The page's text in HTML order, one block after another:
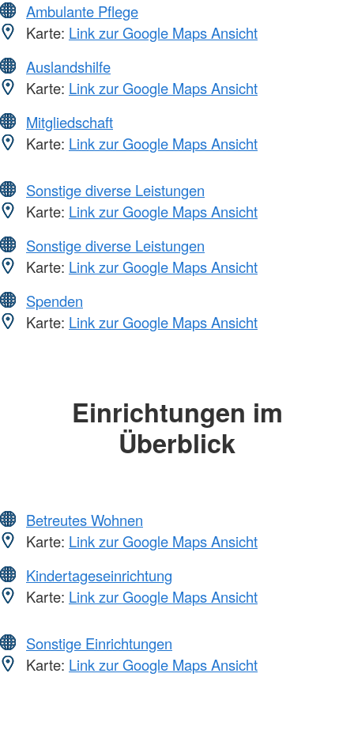
Ambulante Pflege
Karte: Link zur Google Maps Ansicht
Auslandshilfe
Karte: Link zur Google Maps Ansicht
Mitgliedschaft
Karte: Link zur Google Maps Ansicht
Sonstige diverse Leistungen
Karte: Link zur Google Maps Ansicht
Sonstige diverse Leistungen
Karte: Link zur Google Maps Ansicht
Spenden
Karte: Link zur Google Maps Ansicht
Einrichtungen im
Überblick
Betreutes Wohnen
Karte: Link zur Google Maps Ansicht
Kindertageseinrichtung
Karte: Link zur Google Maps Ansicht
Sonstige Einrichtungen
Karte: Link zur Google Maps Ansicht